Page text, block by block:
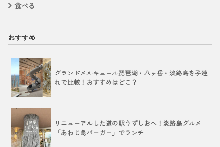
食べる
おすすめ
グランドメルキュール琵琶湖・八ヶ岳・淡路島を子連
れで比較！おすすめはどこ？
リニューアルした道の駅うずしおへ！淡路島グルメ
「あわじ島バーガー」でランチ